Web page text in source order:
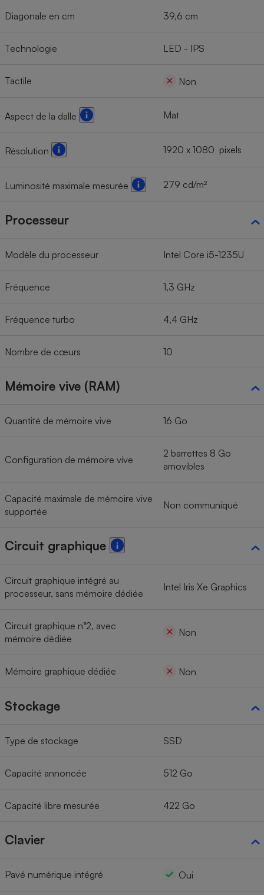
Diagonale en cm 39,6 cm
Technologie LED - IPS
Tactile Non
Aspect de la dalle Mat
Résolution 1920 x 1080 pixels
Luminosité maximale mesurée 279 cd/m²
Processeur
Modèle du processeur Intel Core i5-1235U
Fréquence 1,3 GHz
Fréquence turbo 4,4 GHz
Nombre de cœurs 10
Mémoire vive (RAM)
Quantité de mémoire vive 16 Go
Configuration de mémoire vive
2 barrettes 8 Go
amovibles
Capacité maximale de mémoire vive
supportée
Non communiqué
Circuit graphique
Circuit graphique intégré au
processeur, sans mémoire dédiée
Intel Iris Xe Graphics
Circuit graphique n°2, avec
mémoire dédiée
Non
Mémoire graphique dédiée Non
Stockage
Type de stockage SSD
Capacité annoncée 512 Go
Capacité libre mesurée 422 Go
Clavier
Pavé numérique intégré Oui